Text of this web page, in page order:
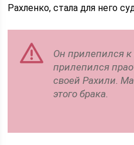
Рахленко, стала для него
Он прилепился
прилепился
своей Рахили.
этого брака.